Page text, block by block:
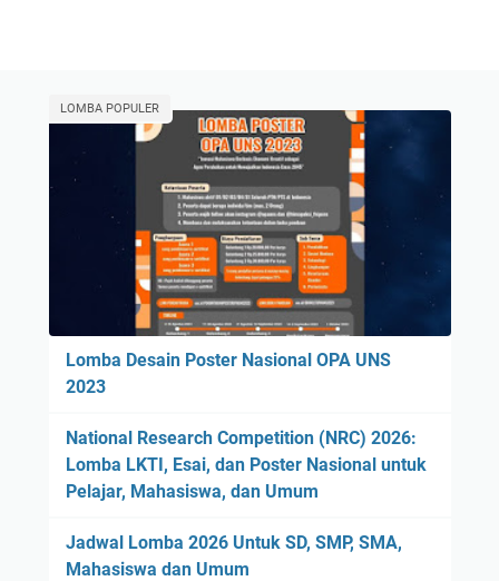
LOMBA POPULER
Lomba Desain Poster Nasional OPA UNS
2023
National Research Competition (NRC) 2026:
Lomba LKTI, Esai, dan Poster Nasional untuk
Pelajar, Mahasiswa, dan Umum
Jadwal Lomba 2026 Untuk SD, SMP, SMA,
Mahasiswa dan Umum